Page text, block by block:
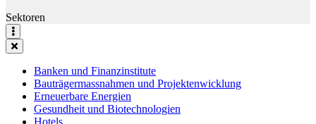
Sektoren
Banken und Finanzinstitute
Bauträgermassnahmen und Projektenwicklung
Erneuerbare Energien
Gesundheit und Biotechnologien
Hotels